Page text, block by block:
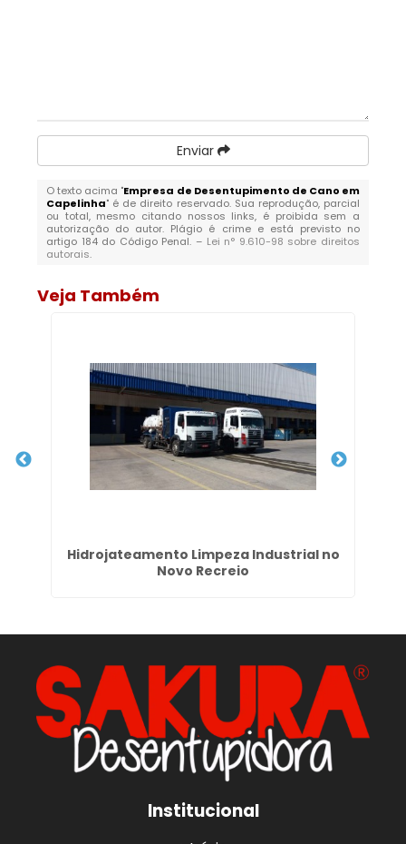
Enviar
O texto acima "Empresa de Desentupimento de Cano em
Capelinha" é de direito reservado. Sua reprodução, parcial
ou total, mesmo citando nossos links, é proibida sem a
autorização do autor. Plágio é crime e está previsto no
artigo 184 do Código Penal. – Lei n° 9.610-98 sobre direitos
autorais.
Veja Também
Hidrojateamento Limpeza Industrial no
Novo Recreio
Institucional